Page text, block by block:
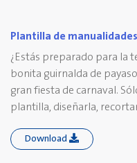
Plantilla de manualidades
¿Estás preparado para la
bonita guirnalda de
gran fiesta de carnaval.
plantilla, diseñarla,
Download